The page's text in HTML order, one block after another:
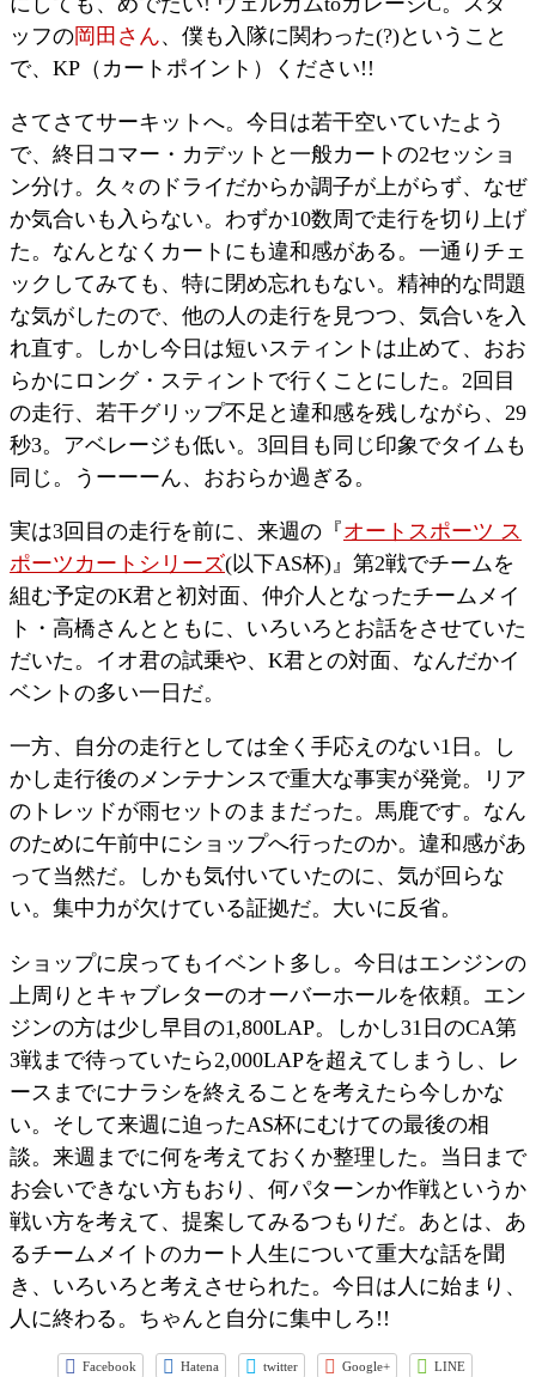
ッフの岡田さん、僕も入隊に関わった(?)ということ
で、KP（カートポイント）ください!!
さてさてサーキットへ。今日は若干空いていたよう
で、終日コマー・カデットと一般カートの2セッショ
ン分け。久々のドライだからか調子が上がらず、なぜ
か気合いも入らない。わずか10数周で走行を切り上げ
た。なんとなくカートにも違和感がある。一通りチェ
ックしてみても、特に閉め忘れもない。精神的な問題
な気がしたので、他の人の走行を見つつ、気合いを入
れ直す。しかし今日は短いスティントは止めて、おお
らかにロング・スティントで行くことにした。2回目
の走行、若干グリップ不足と違和感を残しながら、29
秒3。アベレージも低い。3回目も同じ印象でタイムも
同じ。うーーーん、おおらか過ぎる。
実は3回目の走行を前に、来週の『オートスポーツ ス
ポーツカートシリーズ(以下AS杯)』第2戦でチームを
組む予定のK君と初対面、仲介人となったチームメイ
ト・高橋さんとともに、いろいろとお話をさせていた
だいた。イオ君の試乗や、K君との対面、なんだかイ
ベントの多い一日だ。
一方、自分の走行としては全く手応えのない1日。し
かし走行後のメンテナンスで重大な事実が発覚。リア
のトレッドが雨セットのままだった。馬鹿です。なん
のために午前中にショップへ行ったのか。違和感があ
って当然だ。しかも気付いていたのに、気が回らな
い。集中力が欠けている証拠だ。大いに反省。
ショップに戻ってもイベント多し。今日はエンジンの
上周りとキャブレターのオーバーホールを依頼。エン
ジンの方は少し早目の1,800LAP。しかし31日のCA第
3戦まで待っていたら2,000LAPを超えてしまうし、レ
ースまでにナラシを終えることを考えたら今しかな
い。そして来週に迫ったAS杯にむけての最後の相
談。来週までに何を考えておくか整理した。当日まで
お会いできない方もおり、何パターンか作戦というか
戦い方を考えて、提案してみるつもりだ。あとは、あ
るチームメイトのカート人生について重大な話を聞
き、いろいろと考えさせられた。今日は人に始まり、
人に終わる。ちゃんと自分に集中しろ!!
Facebook Hatena twitter Google+ LINE